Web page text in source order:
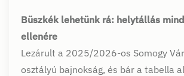
Büszkék lehetünk rá: helytállás
ellenére
Lezárult a 2025/2026-os Somogy
osztályú bajnokság, és bár a tabella